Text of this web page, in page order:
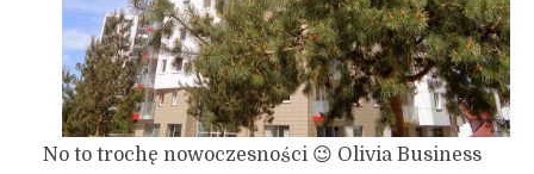
No to trochę nowoczesności 😉 Olivia Business